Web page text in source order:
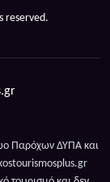
reserved.
Παρόχων ΔΥΠΑ και